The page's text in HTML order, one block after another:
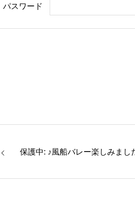
パスワード
保護中: ♪風船バレー楽しみまし